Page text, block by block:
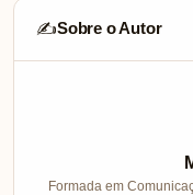
✍️Sobre o Autor
Formada em